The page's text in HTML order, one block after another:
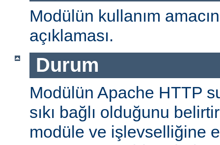
Modülün kullanım
açıklaması.
Durum
Modülün Apache HTTP
sıkı bağlı olduğunu
modüle ve işlevselliğine